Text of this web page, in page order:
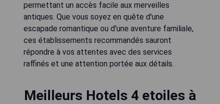
permettant un accès facile aux merveilles
antiques. Que vous soyez en quête d'une
escapade romantique ou d'une aventure familiale,
ces établissements recommandés sauront
répondre à vos attentes avec des services
raffinés et une attention portée aux détails.
Meilleurs Hotels 4 etoiles à